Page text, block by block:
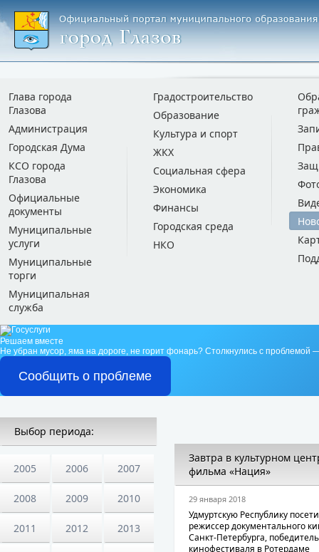
Глава города
Глазова
Администрация
Городская Дума
КСО города
Глазова
Официальные
документы
Муниципальные
услуги
Муниципальные
торги
Муниципальная
служба
Градостроительство
Образование
Культура и спорт
ЖКХ
Социальная сфера
Экономика
Финансы
Городская среда
НКО
Решаем вместе
Не убран мусор, яма на дороге, не горит фонарь? Столкнулись с проблемой
Сообщить о проблеме
Выбор периода:
2005 2006 2007
2008 2009 2010
2011 2012 2013
Завтра в культурном
фильма «Нация»
29 января 2018
Удмуртскую Республику
режиссер документального
Санкт-Петербурга,
кинофестиваля в Ротердаме